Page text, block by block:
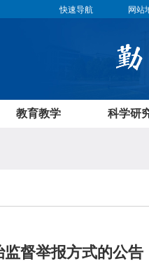
快速导航 网站
教育教学 科学研
督举报方式的公告